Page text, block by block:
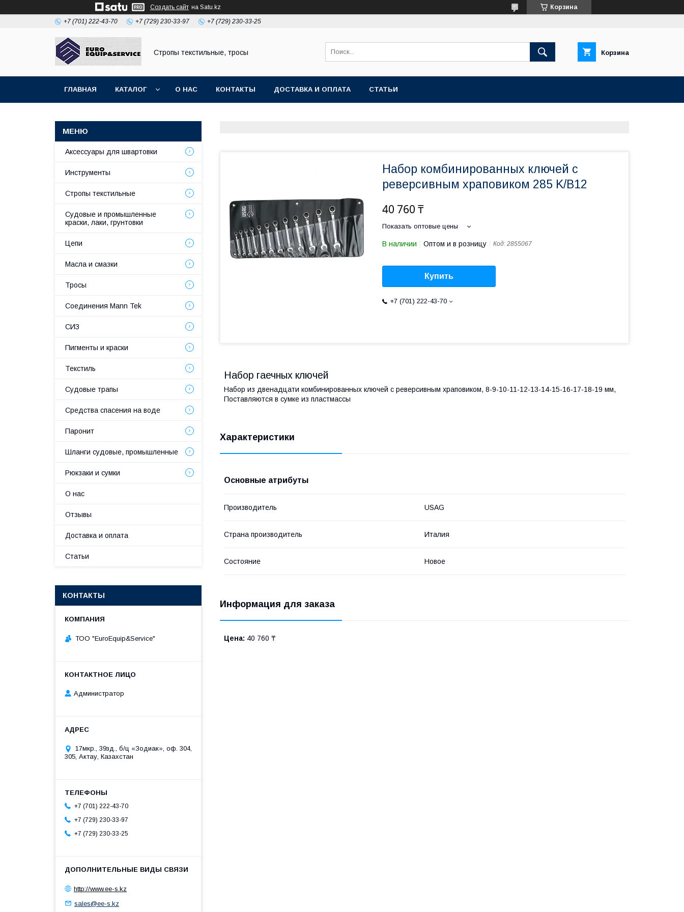
Создать сайт на Satu.kz Корзина
+7 (701) 222-43-70 +7 (729) 230-33-97 +7 (729) 230-33-25
Стропы текстильные, тросы Корзина
ГЛАВНАЯ КАТАЛОГ О НАС КОНТАКТЫ ДОСТАВКА И ОПЛАТА СТАТЬИ
Набор комбинированных ключей с
реверсивным храповиком 285 K/B12
40 760 ₸
Показать оптовые цены
В наличии Оптом и в розницу Код: 2855067
Купить
+7 (701) 222-43-70
Набор гаечных ключей
Набор из двенадцати комбинированных ключей с реверсивным храповиком, 8-9-10-11-12-13-14-15-16-17-18-19 мм,
Поставляются в сумке из пластмассы
Характеристики
Основные атрибуты
Производитель USAG
Страна производитель Италия
Состояние Новое
Информация для заказа
Цена: 40 760 ₸
Аксессуары для швартовки
Инструменты
Стропы текстильные
Судовые и промышленные
краски, лаки, грунтовки
Цепи
Масла и смазки
Тросы
Соединения Mann Tek
СИЗ
Пигменты и краски
Текстиль
Судовые трапы
Средства спасения на воде
Паронит
Шланги судовые, промышленные
Рюкзаки и сумки
О нас
Отзывы
Доставка и оплата
Статьи
КОНТАКТЫ
ТОО "ЕurоЕquip&Sеrviсе"
Администратор
17мкр., 39зд., б/ц «Зодиак», оф. 304,
305, Актау, Казахстан
+7 (701) 222-43-70
+7 (729) 230-33-97
+7 (729) 230-33-25
http://www.ee-s.kz
sales@ee-s.kz